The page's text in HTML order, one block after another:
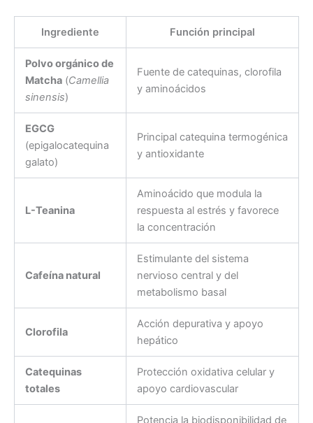
Ingrediente Función principal
Polvo orgánico de
Matcha(Camellia
sinensis)
Fuente de catequinas, clorofila
y aminoácidos
EGCG
(epigalocatequina
galato)
Principal catequina termogénica
y antioxidante
L-Teanina
Aminoácido que modula la
respuesta al estrés y favorece
la concentración
Cafeína natural
Estimulante del sistema
nervioso central y del
metabolismo basal
Clorofila
Acción depurativa y apoyo
hepático
Catequinas
totales
Protección oxidativa celular y
apoyo cardiovascular
Potencia la biodisponibilidad de